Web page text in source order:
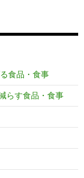
食品・食事
らす食品・食事